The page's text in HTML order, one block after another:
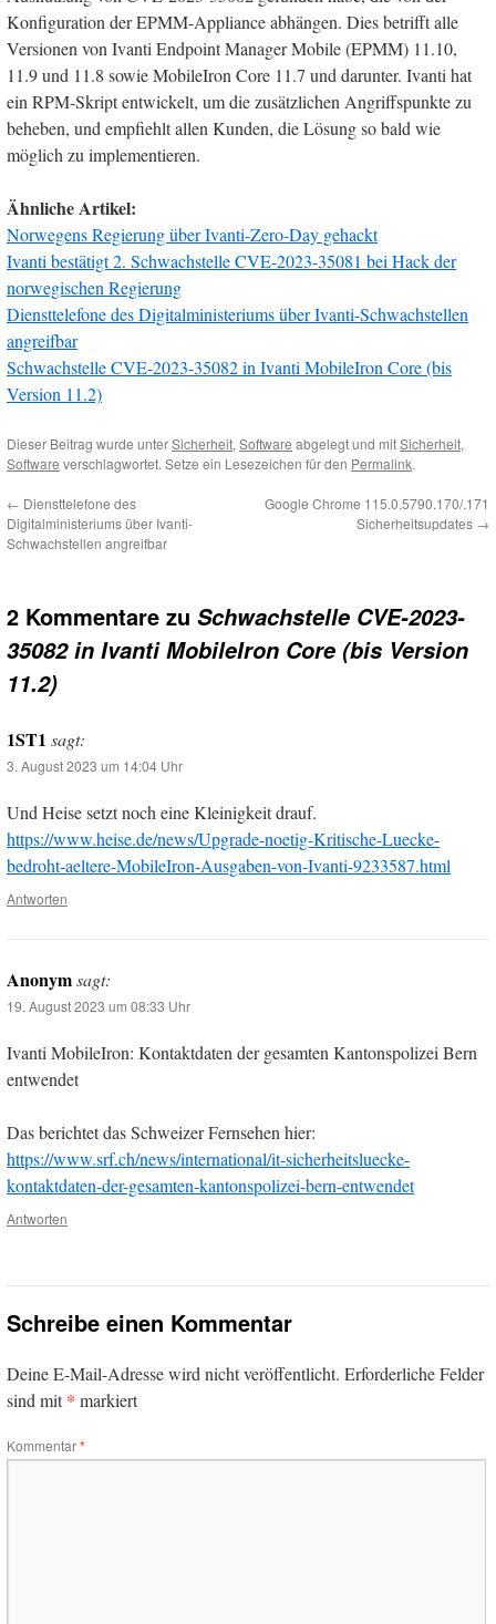
Konfiguration der EPMM-Appliance abhängen. Dies betrifft alle
Versionen von Ivanti Endpoint Manager Mobile (EPMM) 11.10,
11.9 und 11.8 sowie MobileIron Core 11.7 und darunter. Ivanti hat
ein RPM-Skript entwickelt, um die zusätzlichen Angriffspunkte zu
beheben, und empfiehlt allen Kunden, die Lösung so bald wie
möglich zu implementieren.
Ähnliche Artikel:
Norwegens Regierung über Ivanti-Zero-Day gehackt
Ivanti bestätigt 2. Schwachstelle CVE-2023-35081 bei Hack der
norwegischen Regierung
Diensttelefone des Digitalministeriums über Ivanti-Schwachstellen
angreifbar
Schwachstelle CVE-2023-35082 in Ivanti MobileIron Core (bis
Version 11.2)
Dieser Beitrag wurde unterSicherheit, Software abgelegt und mitSicherheit,
Software verschlagwortet. Setze ein Lesezeichen für den Permalink.
← Diensttelefone des
Digitalministeriums über Ivanti-
Schwachstellen angreifbar
Google Chrome 115.0.5790.170/.171
Sicherheitsupdates →
2 Kommentare zu Schwachstelle CVE-2023-
35082 in Ivanti MobileIron Core (bis Version
11.2)
1ST1 sagt:
3. August 2023 um 14:04 Uhr
Und Heise setzt noch eine Kleinigkeit drauf.
https://www.heise.de/news/Upgrade-noetig-Kritische-Luecke-
bedroht-aeltere-MobileIron-Ausgaben-von-Ivanti-9233587.html
Antworten
Anonymsagt:
19. August 2023 um 08:33 Uhr
Ivanti MobileIron: Kontaktdaten der gesamten Kantonspolizei Bern
entwendet
Das berichtet das Schweizer Fernsehen hier:
https://www.srf.ch/news/international/it-sicherheitsluecke-
kontaktdaten-der-gesamten-kantonspolizei-bern-entwendet
Antworten
Schreibe einen Kommentar
Deine E-Mail-Adresse wird nicht veröffentlicht. Erforderliche Felder
sind mit* markiert
Kommentar*